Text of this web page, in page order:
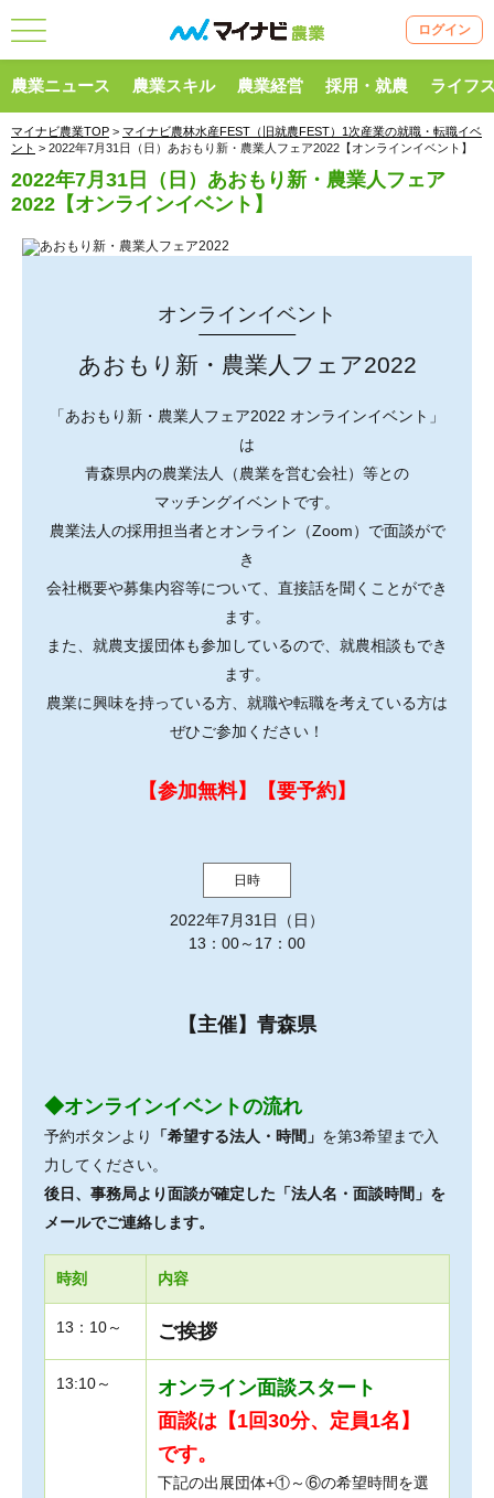
ログイン
農業ニュース 農業スキル 農業経営 採用・就農 ライフ
マイナビ農業TOP > マイナビ農林水産FEST（旧就農FEST）1次産業の就職・転職イベ
ント > 2022年7月31日（日）あおもり新・農業人フェア2022【オンラインイベント】
2022年7月31日（日）あおもり新・農業人フェア
2022【オンラインイベント】
オンラインイベント
あおもり新・農業人フェア2022
「あおもり新・農業人フェア2022 オンラインイベント」
は
青森県内の農業法人（農業を営む会社）等との
マッチングイベントです。
農業法人の採用担当者とオンライン（Zoom）で面談がで
き
会社概要や募集内容等について、直接話を聞くことができ
ます。
また、就農支援団体も参加しているので、就農相談もでき
ます。
農業に興味を持っている方、就職や転職を考えている方は
ぜひご参加ください！
【参加無料】【要予約】
日時
2022年7月31日（日）
13：00～17：00
【主催】青森県
◆オンラインイベントの流れ
予約ボタンより 「希望する法人・時間」 を第3希望まで入
力してください。
後日、事務局より面談が確定した「法人名・面談時間」を
メールでご連絡します。
時刻 内容
13：10～ ご挨拶
13:10～
オンライン面談スタート
面談は【1回30分、定員1名】
です。
下記の出展団体+①～⑥の希望時間を選